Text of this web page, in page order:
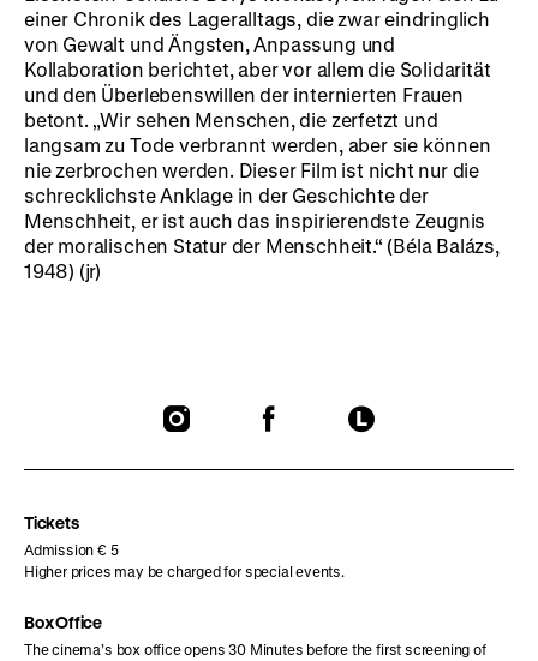
einer Chronik des Lageralltags, die zwar eindringlich
von Gewalt und Ängsten, Anpassung und
Kollaboration berichtet, aber vor allem die Solidarität
und den Überlebenswillen der internierten Frauen
betont. „Wir sehen Menschen, die zerfetzt und
langsam zu Tode verbrannt werden, aber sie können
nie zerbrochen werden. Dieser Film ist nicht nur die
schrecklichste Anklage in der Geschichte der
Menschheit, er ist auch das inspirierendste Zeugnis
der moralischen Statur der Menschheit.“ (Béla Balázs,
1948) (jr)
To
To
To
Tickets
Admission € 5
Higher prices may be charged for special events.
Box Office
The cinema’s box office opens 30 Minutes before the first screening of